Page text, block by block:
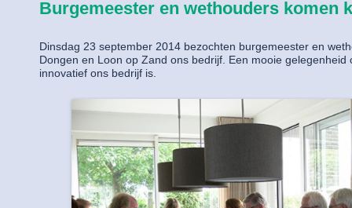
Burgemeester en wethouders komen
Dinsdag 23 september 2014 bezochten burgemeester en
Dongen en Loon op Zand ons bedrijf. Een mooie gelegenheid
innovatief ons bedrijf is.